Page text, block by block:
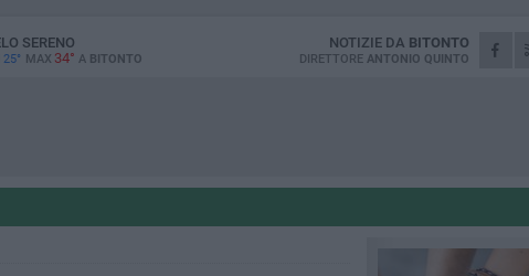
SERENO
25° MAX 34° A BITONTO
NOTIZIE DA BITONTO
DIRETTORE ANTONIO QUINTO